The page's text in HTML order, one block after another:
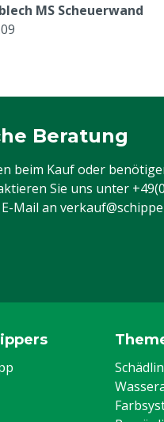
MS Scheuerwand
Beratung
beim Kauf oder
Sie uns unter
Mail an